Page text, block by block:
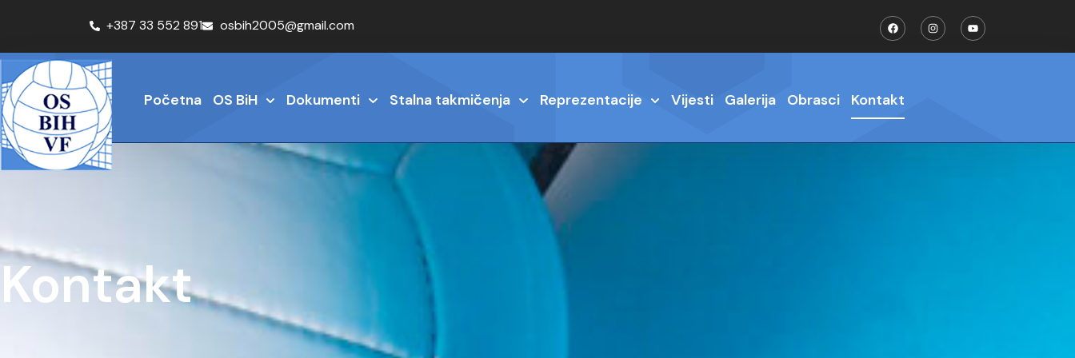
+387 33 552 891 osbih2005@gmail.com
Početna OS BiH Dokumenti Stalna takmičenja Reprezentacije Vijesti Galerija Obrasci Kontakt
Kontakt